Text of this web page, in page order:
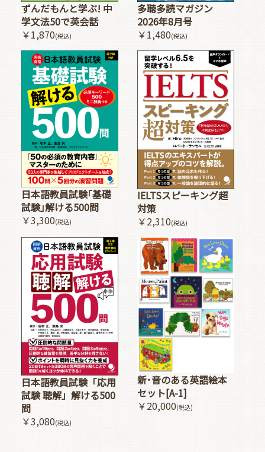
ずんだもんと学ぶ! 中
学文法50で英会話
￥1,870(税込)
多聴多読マガジン
2026年8月号
￥1,480(税込)
日本語教員試験｢基礎
試験｣解ける500問
￥3,300(税込)
IELTSスピーキング超
対策
￥2,310(税込)
日本語教員試験「応用
試験 聴解」解ける500
問
￥3,080(税込)
新･音のある英語絵本
セット[A-1]
￥20,000(税込)